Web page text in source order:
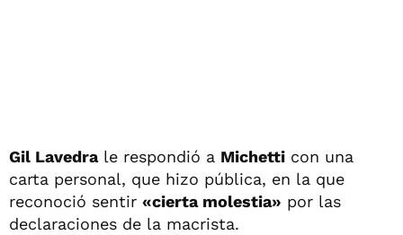
Gil Lavedrale respondió a Michetti con una
carta personal, que hizo pública, en la que
reconoció sentir «cierta molestia» por las
declaraciones de la macrista.